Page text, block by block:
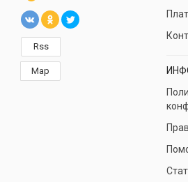
Rss
Map